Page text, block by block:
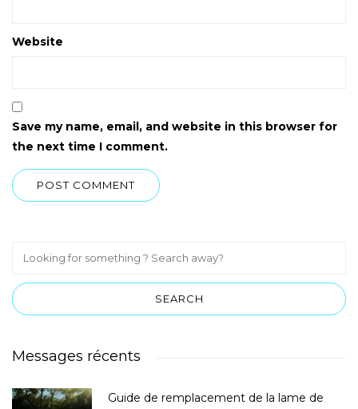
Website
Save my name, email, and website in this browser for
the next time I comment.
Messages récents
Guide de remplacement de la lame de